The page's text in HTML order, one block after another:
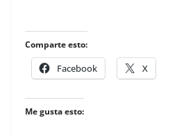
Comparte esto:
Facebook X
Me gusta esto: